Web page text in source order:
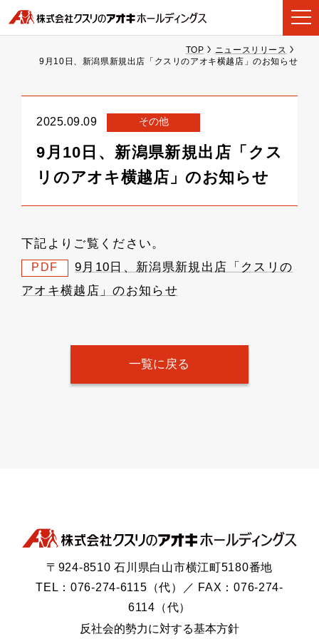
TOP
ニュースリリース
9月10日、新潟県新規出店「クスリのアオキ横越店」のお知らせ
2025.09.09 その他
9月10日、新潟県新規出店「クス
リのアオキ横越店」のお知らせ
下記よりご覧ください。
PDF
9月10日、新潟県新規出店「クスリの
アオキ横越店」のお知らせ
一覧に戻る
〒924-8510 石川県白山市横江町5180番地
TEL：076-274-6115（代）／ FAX：076-274-
6114（代）
反社会的勢力に対する基本方針